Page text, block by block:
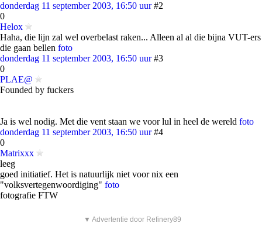
donderdag 11 september 2003, 16:50 uur #2
0
Helox
Haha, die lijn zal wel overbelast raken... Alleen al al die bijna VUT-ers
die gaan bellen foto
donderdag 11 september 2003, 16:50 uur #3
0
PLAE@
Founded by fuckers
Ja is wel nodig. Met die vent staan we voor lul in heel de wereld foto
donderdag 11 september 2003, 16:50 uur #4
0
Matrixxx
leeg
goed initiatief. Het is natuurlijk niet voor nix een
"volksvertegenwoordiging" foto
fotografie FTW
▼ Advertentie door Refinery89